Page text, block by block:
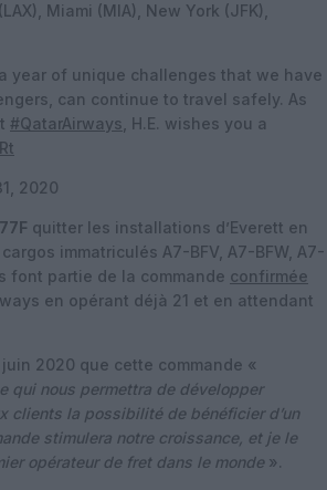
Miami (MIA), New York (JFK),
a year of unique challenges that we have
can continue to travel safely. As
#QatarAirways , H.E. wishes you a
2020
quitter les installations d’Everett en
immatriculés A7-BFV, A7-BFW, A7-
font partie de la commande confirmée
en opérant déjà 21 et en attendant
2020 que cette commande «
qui nous permettra de développer
clients la possibilité de bénéficier d’un
stimulera notre croissance, et je le
opérateur de fret dans le monde ».